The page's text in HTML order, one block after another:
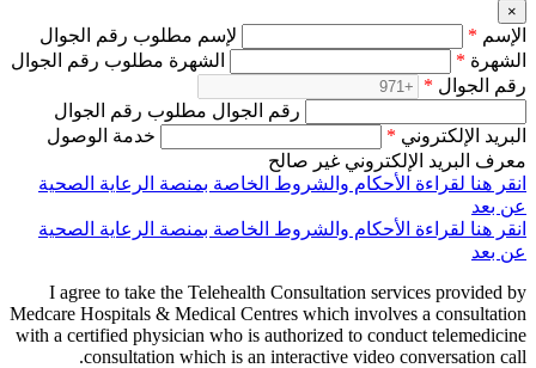
×
الإسم *
لإسم مطلوب رقم الجوال
الشهرة *
الشهرة مطلوب رقم الجوال
رقم الجوال *
رقم الجوال مطلوب رقم الجوال
البريد الإلكتروني *
خدمة الوصول
معرف البريد الإلكتروني غير صالح
انقر هنا لقراءة الأحكام والشروط الخاصة بمنصة الرعاية الصحية
عن بعد
انقر هنا لقراءة الأحكام والشروط الخاصة بمنصة الرعاية الصحية
عن بعد
I agree to take the Telehealth Consultation services provided by
Medcare Hospitals & Medical Centres which involves a consultation
with a certified physician who is authorized to conduct telemedicine
consultation which is an interactive video conversation call.